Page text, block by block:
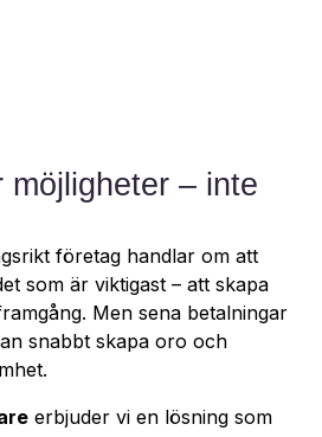
möjligheter – inte
företag handlar om att
som är viktigast – att skapa
Men sena betalningar
snabbt skapa oro och
erbjuder vi en lösning som